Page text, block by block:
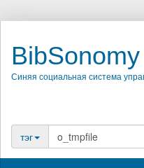
BibSonomy
Синяя социальная система
тэг